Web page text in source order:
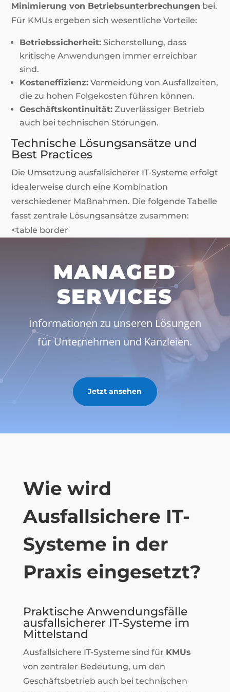
Minimierung von Betriebsunterbrechungen bei.
Für KMUs ergeben sich wesentliche Vorteile:
Betriebssicherheit: Sicherstellung, dass
kritische Anwendungen immer erreichbar
sind.
Kosteneffizienz: Vermeidung von Ausfallzeiten,
die zu hohen Folgekosten führen können.
Geschäftskontinuität: Zuverlässiger Betrieb
auch bei technischen Störungen.
Technische Lösungsansätze und
Best Practices
Die Umsetzung ausfallsicherer IT-Systeme erfolgt
idealerweise durch eine Kombination
verschiedener Maßnahmen. Die folgende Tabelle
fasst zentrale Lösungsansätze zusammen:
<table border
MANAGED
SERVICES
Informationen zu unseren Lösungen
für Unternehmen und Kanzleien.
Jetzt ansehen
Wie wird
Ausfallsichere IT-
Systeme in der
Praxis eingesetzt?
Praktische Anwendungsfälle
ausfallsicherer IT-Systeme im
Mittelstand
Ausfallsichere IT-Systeme sind für KMUs
von zentraler Bedeutung, um den
Geschäftsbetrieb auch bei technischen